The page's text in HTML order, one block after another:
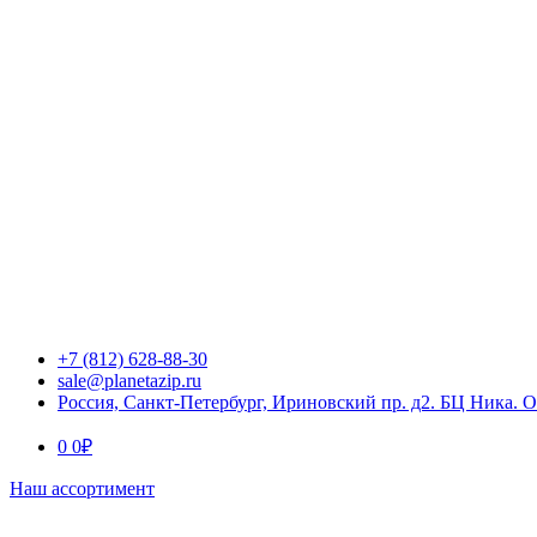
+7 (812) 628-88-30
sale@planetazip.ru
Россия, Санкт-Петербург, Ириновский пр. д2. БЦ Ника.
0 0₽
Наш ассортимент